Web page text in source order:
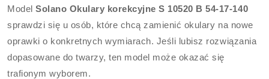
ModelSolano Okulary korekcyjne S 10520 B 54-17-140
sprawdzi się u osób, które chcą zamienić okulary na nowe
oprawki o konkretnych wymiarach. Jeśli lubisz rozwiązania
dopasowane do twarzy, ten model może okazać się
trafionym wyborem.